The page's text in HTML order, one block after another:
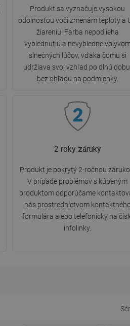
Produkt sa vyznačuje vysokou
odolnosťou voči zmenám teploty a
žiareniu. Farba nepodlieha
vyblednutiu a nevybledne
slnečných lúčov, vďaka čomu si
udržiava svoj vzhľad po dlhú
bez ohľadu na podmienky.
2 roky záruky
Produkt je pokrytý 2-ročnou
V prípade problémov s kúpeným
produktom odporúčame
nás prostredníctvom kontaktného
formulára alebo telefonicky na
infolinky.